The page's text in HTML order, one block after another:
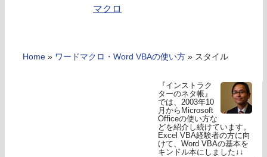
マクロ
Home » ワードマクロ・Word VBAの使い方 » スタイル
『インストラク
ターのネタ帳』
では、2003年10
月からMicrosoft
Officeの使い方な
どを紹介し続けています。
Excel VBA経験者の方に向
けて、Word VBAの基本を
キンドル本にしました↓↓